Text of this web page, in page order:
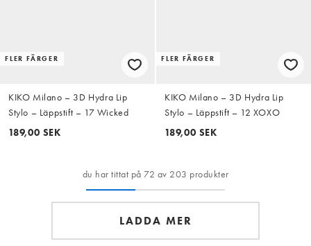
FLER FÄRGER
KIKO Milano – 3D Hydra Lip
Stylo – Läppstift – 17 Wicked
189,00 SEK
FLER FÄRGER
KIKO Milano – 3D Hydra Lip
Stylo – Läppstift – 12 XOXO
189,00 SEK
du har tittat på 72 av 203 produkter
LADDA MER